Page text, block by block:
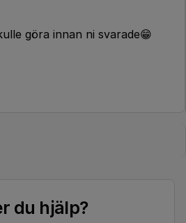
göra innan ni svarade😁
du hjälp?